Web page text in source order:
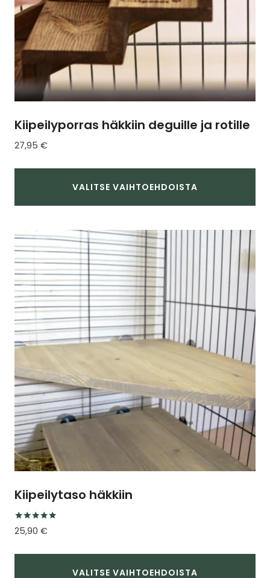
Kiipeilyporras häkkiin deguille ja rotille
27,95 €
VALITSE VAIHTOEHDOISTA
on
useampi
muunnelma.
Voit
tehdä
valinnat
tuotteen
sivulla.
Kiipeilytaso häkkiin
Arvostelu
tuotteesta:
/ 5
25,90 €
VALITSE VAIHTOEHDOISTA